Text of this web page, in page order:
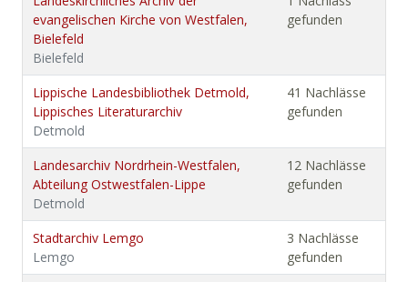
evangelischen Kirche von Westfalen,
Bielefeld
Bielefeld
gefunden
Lippische Landesbibliothek Detmold,
Lippisches Literaturarchiv
Detmold
41 Nachlässe
gefunden
Landesarchiv Nordrhein-Westfalen,
Abteilung Ostwestfalen-Lippe
Detmold
12 Nachlässe
gefunden
Stadtarchiv Lemgo
Lemgo
3 Nachlässe
gefunden